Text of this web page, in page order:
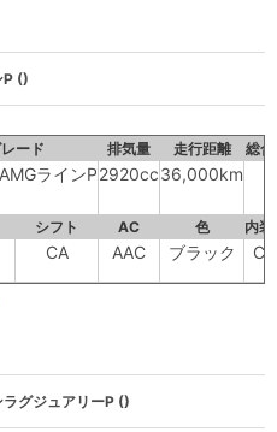
P ()
ード 排気量 走行距離 総
ラインP2920cc36,000km
シフト AC 色 内装
CA AAC ブラック C
グジュアリーP ()